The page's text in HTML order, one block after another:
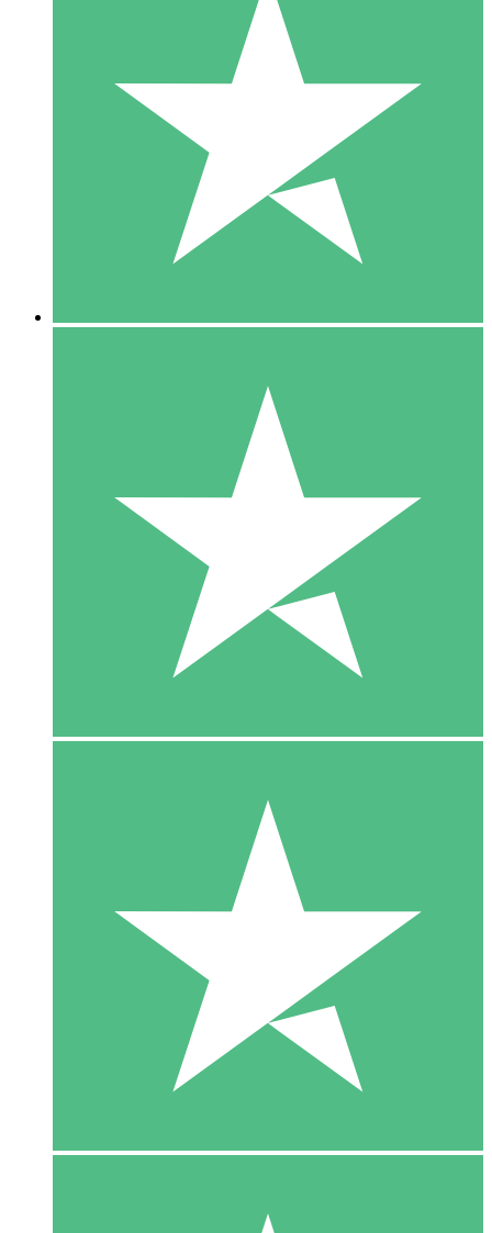
Pacotes de Créditos Individuais
Pague conforme o uso com créditos de download. Sem
1000
10 Downloads
20 00